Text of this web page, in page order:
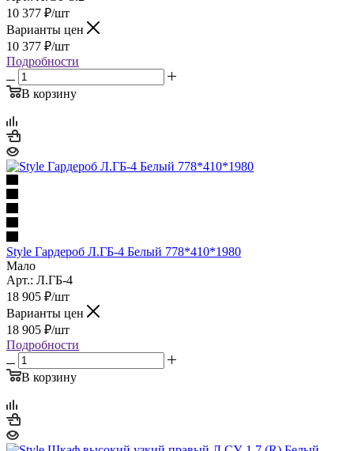
10 377 ₽/шт
Варианты цен
10 377 ₽/шт
Подробности
В корзину
Style Гардероб Л.ГБ-4 Белый 778*410*1980
Мало
Арт.: Л.ГБ-4
18 905 ₽/шт
Варианты цен
18 905 ₽/шт
Подробности
В корзину